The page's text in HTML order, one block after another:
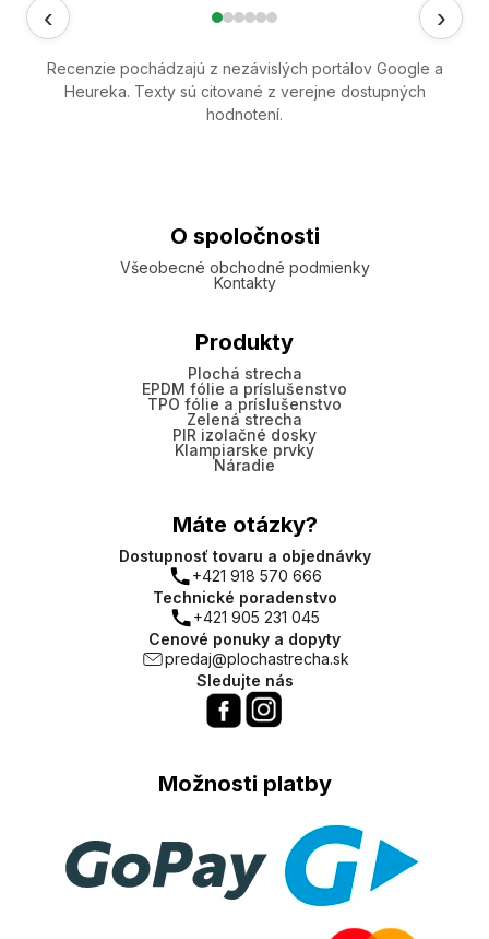
‹ ›
Recenzie pochádzajú z nezávislých portálov Google a
Heureka. Texty sú citované z verejne dostupných
hodnotení.
O spoločnosti
Všeobecné obchodné podmienky
Kontakty
Produkty
Plochá strecha
EPDM fólie a príslušenstvo
TPO fólie a príslušenstvo
Zelená strecha
PIR izolačné dosky
Klampiarske prvky
Náradie
Máte otázky?
Dostupnosť tovaru a objednávky
+421 918 570 666
Technické poradenstvo
+421 905 231 045
Cenové ponuky a dopyty
predaj@plochastrecha.sk
Sledujte nás
Možnosti platby